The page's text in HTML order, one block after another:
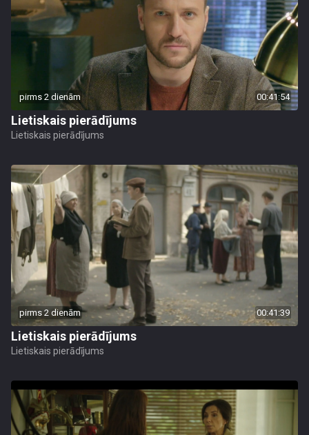
pirms 2 dienām 00:41:54
Lietiskais pierādījums
Lietiskais pierādījums
pirms 2 dienām 00:41:39
Lietiskais pierādījums
Lietiskais pierādījums